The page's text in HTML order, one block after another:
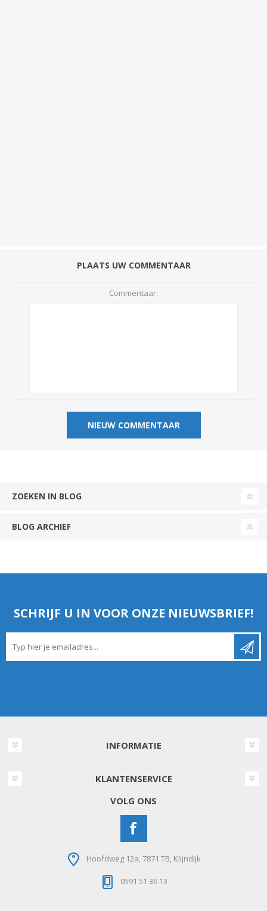
PLAATS UW COMMENTAAR
Commentaar:
ZOEKEN IN BLOG
BLOG ARCHIEF
SCHRIJF U IN VOOR ONZE NIEUWSBRIEF!
INFORMATIE
KLANTENSERVICE
VOLG ONS
Hoofdweg 12a, 7871 TB, Klijndijk
0591 51 36 13